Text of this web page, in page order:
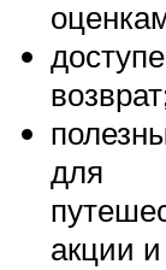
для
акции